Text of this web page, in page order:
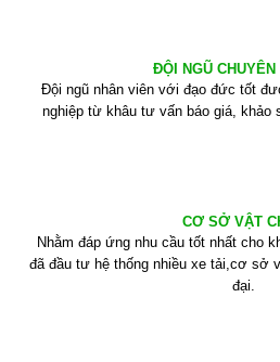
ĐỘI NGŨ CHUYÊN
Đội ngũ nhân viên với đạo đức tốt
nghiệp từ khâu tư vấn báo giá, khảo
CƠ SỞ VẬT
Nhằm đáp ứng nhu cầu tốt nhất cho
đã đầu tư hệ thống nhiều xe tải,cơ sở
đại.